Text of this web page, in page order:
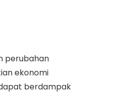
perubahan
ekonomi
berdampak